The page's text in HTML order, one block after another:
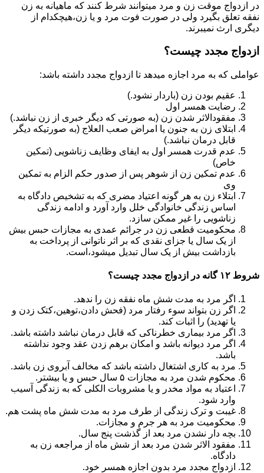
در ازدواج موقت زن و مرد میتوانند شرط کنند که ماهیانه به زن
نفقه تعلق بگیرد ولی در صورت فوت مرد و یا زن،هیچکدام از
دیگری ارث نمیبرند.
ازدواج مجدد چیست؟
عواملی که به مرد اجازه میدهد تا ازدواج مجدد داشته باشد:
عقیم بودن زن (باردار نشود.)
رضایت همسر اول
مفقودالاثر شدن زن (به صورتی که دیگر خبری از زن نباشد.)
ابتلای زن به جنون یا امراض صعب العلاج (به صورتیکه دیگر
قابل درمان نباشد.)
عدم قدرت همسر اول به ایفای وظایف زناشویی (تمکین
خاص)
عدم تمکین زن از شوهر پس از صدور حکم الزام به تمکین
وی
ابتلاء زن به هر گونه اعتیاد مضری که به تشخیص دادگاه به
اساس زندگی خانوادگی خلل وارد آورد و ادامه زندگی
زناشویی را غیر ممکن سازد.
محکومیت قطعی زن در جرائم عمدی به مجازات حبس بیش
از یک سال یا جزای نقدی که بر اثر ناتوانی از پرداخت به
بازداشت بیش از یک سال تبدیل می‎شود،است.
شروط ۱۲ گانه در ازدواج مجدد چیست؟
اگر مرد به مدت شش ماه نفقه زن را ندهد.
اگر زن بتواند سوء رفتار مرد (فحش دادن،توهین،کتک زدن و
یا تهدید) را اثبات کند.
اگر مرد بیماری خطرناکی که قابل درمان نباشد داشته باشد.
اگر مرد دیوانه باشد و امکان برهم زدن عقد وجود نداشته
باشد.
مرد به کاری اشتغال داشته باشد که مخالف آبروی زن باشد.
محکوم شدن مرد به مجازات ۵ سال حبس و یا بیشتر.
اعتیاد به مواد مخدر و یا مشروبات الکلی که به زندگی آسیب
وارد شود.
غیبت و ترک زندگی از طرف مرد به مدت شش ماه پشت هم.
محکومیت مرد به هر جرم و مجازات.
بچه دار نشدن مرد بعد از گذشت پنج سال.
مفقود الاثر شدن مرد بعد از شش ماه از مراجعه زن به
دادگاه.
ازدواج مجدد مرد بدون اجازه همسر خود.